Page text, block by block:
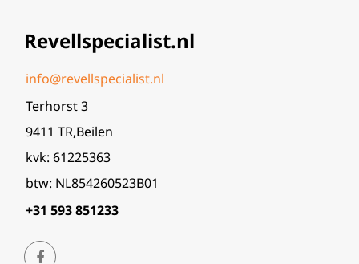
Revellspecialist.nl
info@revellspecialist.nl
Terhorst 3
9411 TR,Beilen
kvk: 61225363
btw: NL854260523B01
+31 593 851233